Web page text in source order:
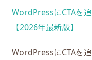
WordPressにCTAを
【2026年最新版】
WordPressにCTAを